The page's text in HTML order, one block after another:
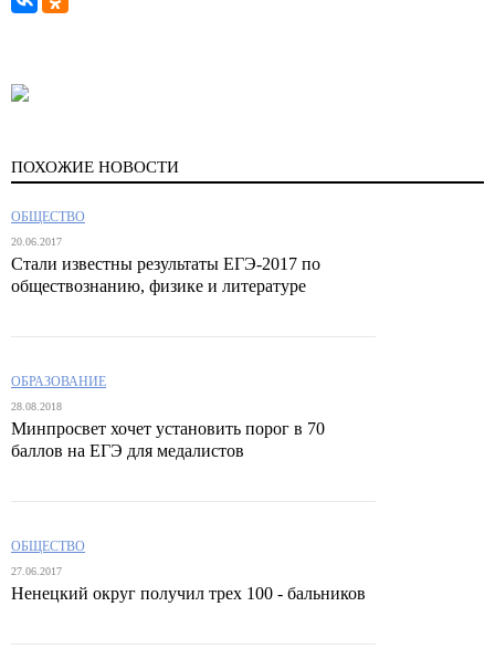
ПОХОЖИЕ НОВОСТИ
ОБЩЕСТВО
20.06.2017
Стали известны результаты ЕГЭ-2017 по
обществознанию, физике и литературе
ОБРАЗОВАНИЕ
28.08.2018
Минпросвет хочет установить порог в 70
баллов на ЕГЭ для медалистов
ОБЩЕСТВО
27.06.2017
Ненецкий округ получил трех 100 - бальников